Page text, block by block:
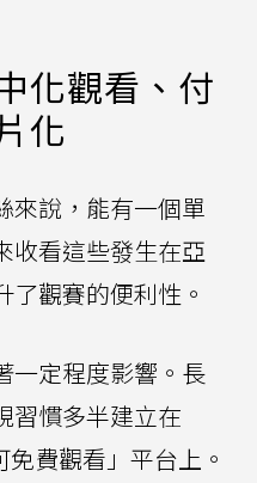
化觀看、付
化
來說，能有一個單
收看這些發生在亞
觀賽的便利性。
一定程度影響。長
習慣多半建立在
費觀看」平台上。